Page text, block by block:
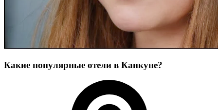
Какие популярные отели в Канкуне?